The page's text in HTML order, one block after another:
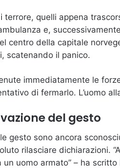
terrore, quelli appena
e,
centro della capitale
scatenando il panico.
immediatamente le
di fermarlo. L’uomo
del gesto
gesto sono ancora
rilasciare dichiarazioni.
uomo armato” – ha